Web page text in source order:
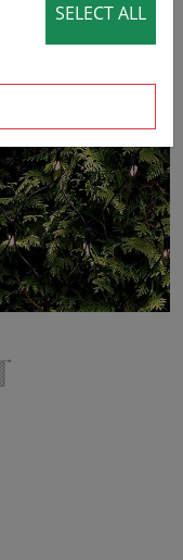
SELECT ALL